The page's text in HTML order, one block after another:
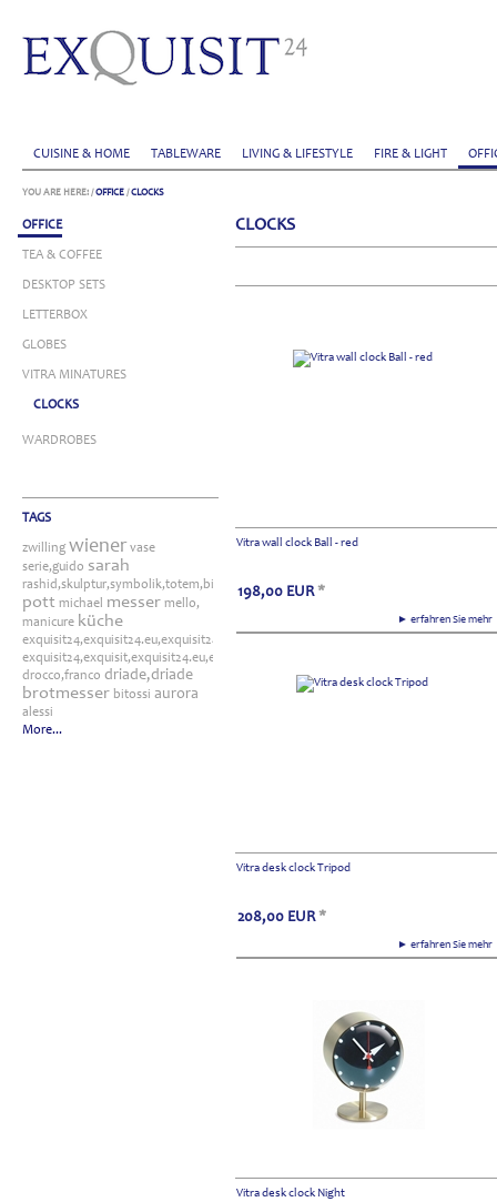
CUISINE & HOME TABLEWARE LIVING & LIFESTYLE FIRE & LIGHT
YOU ARE HERE: /OFFICE /CLOCKS
OFFICE
TEA & COFFEE
DESKTOP SETS
LETTERBOX
GLOBES
VITRA MINATURES
CLOCKS
WARDROBES
TAGS
zwilling wiener vase
serie,guido sarah
rashid,skulptur,symbolik,totem,bitossi
pott michael messer mello,
manicure küche
exquisit24,exquisit24.eu,exquisit24.de,driade,odette,tafelaufsatz,schale,silber
drocco,franco driade,driade
brotmesser bitossi aurora
alessi
More...
CLOCKS
Vitra wall clock Ball - red
► erfahren Sie
198,00 EUR *
Vitra desk clock Tripod
► erfahren Sie
208,00 EUR *
Vitra desk clock Night